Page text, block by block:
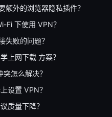
额外的浏览器隐私插件？
Fi 下使用 VPN？
失败的问题？
上网下载 方案？
怎么解决？
设置 VPN？
质量下降？